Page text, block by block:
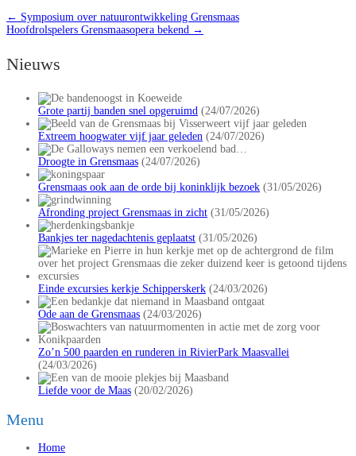
← Symposium over natuurontwikkeling Grensmaas
Hoofdrolspelers Grensmaasopera bekend →
Nieuws
Grote partij banden snel opgeruimd (24/07/2026)
Extreem hoogwater vijf jaar geleden (24/07/2026)
Droogte in Grensmaas (24/07/2026)
Grensmaas ook aan de orde bij koninklijk bezoek (31/05/2026)
Afronding project Grensmaas in zicht (31/05/2026)
Bankjes ter nagedachtenis geplaatst (31/05/2026)
Einde excursies kerkje Schipperskerk (24/03/2026)
Ode aan de Grensmaas (24/03/2026)
Zo’n 500 paarden en runderen in RivierPark Maasvallei
(24/03/2026)
Liefde voor de Maas (20/02/2026)
Menu
Home